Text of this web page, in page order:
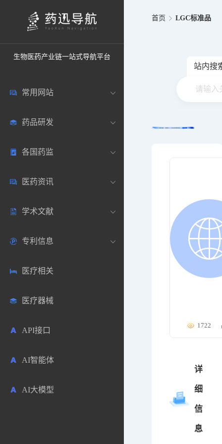
生物医药产业链一站式导航平台
常用网站
中国常用
药圈资讯
邮箱登录
药典网站
药品研发
药研数据库
药品说明书
药物临床
生物数据库
药品市场信息
合成化工
药物分析
毒性数据库
原辅料包材
各国药监
中国
美国
欧洲
日本
其他各国
医药资讯
医药新闻
医药论坛
药研咨询
医药科普
学术文献
学术搜索
SciHub文献
文献下载
文献管理
专利信息
各国专利局官方查询
医药专利
商业专利数据库
免费专利库
医疗相关
医疗器械
API接口
AI智能体
AI大模型
首页 LGC标准品
站内搜
1722
详
细
信
息